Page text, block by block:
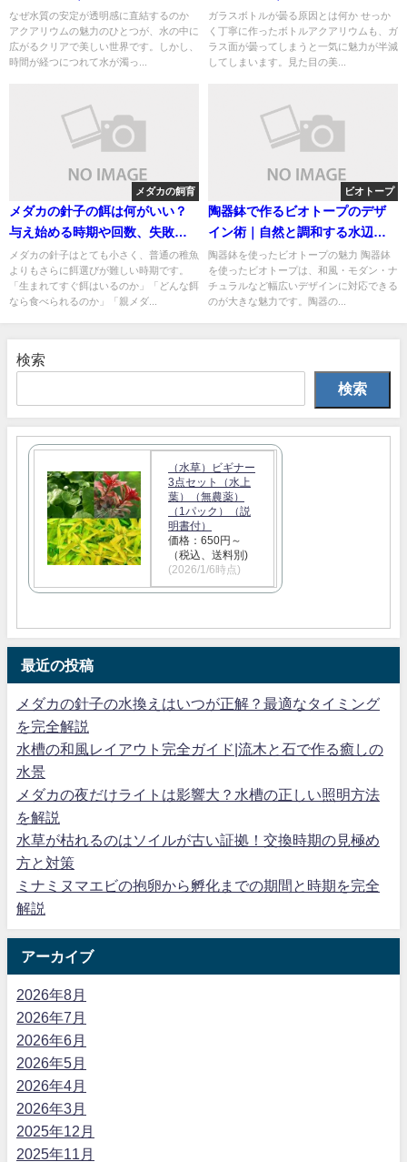
ムを長く楽しむために
なぜ水質の安定が透明感に直結するのか
アクアリウムの魅力のひとつが、水の中に
広がるクリアで美しい世界です。しかし、
時間が経つにつれて水が濁っ...
ムを美しく保つ掃除のコツ
ガラスボトルが曇る原因とは何か せっか
く丁寧に作ったボトルアクアリウムも、ガ
ラス面が曇ってしまうと一気に魅力が半減
してしまいます。見た目の美...
メダカの飼育
メダカの針子の餌は何がいい？
与え始める時期や回数、失敗し
ないコツを解説
メダカの針子はとても小さく、普通の稚魚
よりもさらに餌選びが難しい時期です。
「生まれてすぐ餌はいるのか」「どんな餌
なら食べられるのか」「親メダ...
ビオトープ
陶器鉢で作るビオトープのデザ
イン術｜自然と調和する水辺空
間の作り方
陶器鉢を使ったビオトープの魅力 陶器鉢
を使ったビオトープは、和風・モダン・ナ
チュラルなど幅広いデザインに対応できる
のが大きな魅力です。陶器の...
検索
検索
（水草）ビギナー
3点セット（水上
葉）（無農薬）
（1パック）（説
明書付）
価格：650円～
（税込、送料別)
(2026/1/6時点)
最近の投稿
メダカの針子の水換えはいつが正解？最適なタイミング
を完全解説
水槽の和風レイアウト完全ガイド|流木と石で作る癒しの
水景
メダカの夜だけライトは影響大？水槽の正しい照明方法
を解説
水草が枯れるのはソイルが古い証拠！交換時期の見極め
方と対策
ミナミヌマエビの抱卵から孵化までの期間と時期を完全
解説
アーカイブ
2026年8月
2026年7月
2026年6月
2026年5月
2026年4月
2026年3月
2025年12月
2025年11月